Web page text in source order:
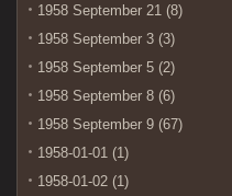
1958 September 21 (8)
1958 September 3 (3)
1958 September 5 (2)
1958 September 8 (6)
1958 September 9 (67)
1958-01-01 (1)
1958-01-02 (1)